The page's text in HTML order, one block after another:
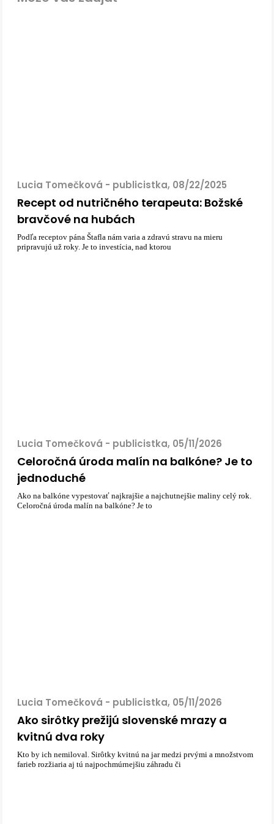
Lucia Tomečková - publicistka, 08/22/2025
Recept od nutričného terapeuta: Božské
bravčové na hubách
Podľa receptov pána Štafla nám varia a zdravú stravu na mieru
pripravujú už roky. Je to investícia, nad ktorou
Lucia Tomečková - publicistka, 05/11/2026
Celoročná úroda malín na balkóne? Je to
jednoduché
Ako na balkóne vypestovať najkrajšie a najchutnejšie maliny celý rok.
Celoročná úroda malín na balkóne? Je to
Lucia Tomečková - publicistka, 05/11/2026
Ako sirôtky prežijú slovenské mrazy a
kvitnú dva roky
Kto by ich nemiloval. Sirôtky kvitnú na jar medzi prvými a množstvom
farieb rozžiaria aj tú najpochmúrnejšiu záhradu či